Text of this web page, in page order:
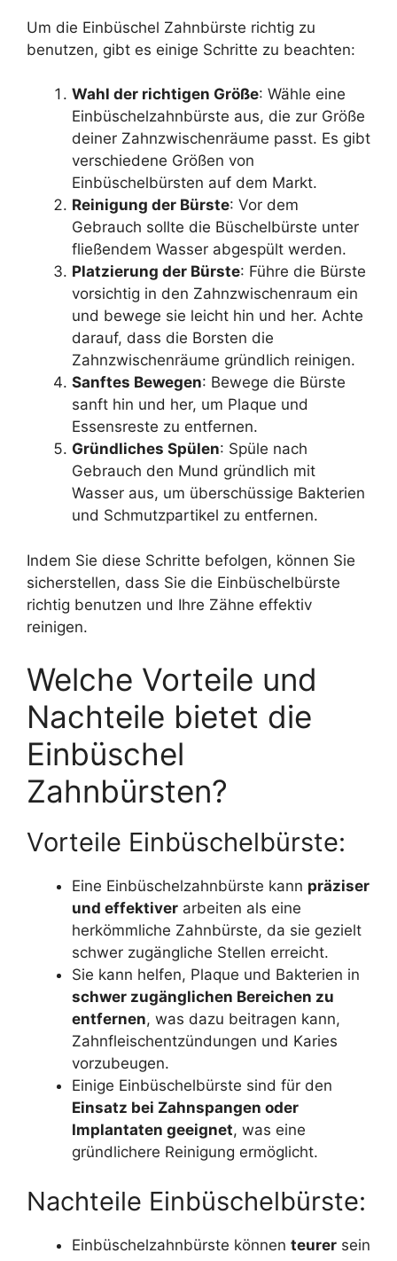
Um die Einbüschel Zahnbürste richtig zu
benutzen, gibt es einige Schritte zu beachten:
Wahl der richtigen Größe: Wähle eine
Einbüschelzahnbürste aus, die zur Größe
deiner Zahnzwischenräume passt. Es gibt
verschiedene Größen von
Einbüschelbürsten auf dem Markt.
Reinigung der Bürste: Vor dem
Gebrauch sollte die Büschelbürste unter
fließendem Wasser abgespült werden.
Platzierung der Bürste: Führe die Bürste
vorsichtig in den Zahnzwischenraum ein
und bewege sie leicht hin und her. Achte
darauf, dass die Borsten die
Zahnzwischenräume gründlich reinigen.
Sanftes Bewegen: Bewege die Bürste
sanft hin und her, um Plaque und
Essensreste zu entfernen.
Gründliches Spülen: Spüle nach
Gebrauch den Mund gründlich mit
Wasser aus, um überschüssige Bakterien
und Schmutzpartikel zu entfernen.
Indem Sie diese Schritte befolgen, können Sie
sicherstellen, dass Sie die Einbüschelbürste
richtig benutzen und Ihre Zähne effektiv
reinigen.
Welche Vorteile und
Nachteile bietet die
Einbüschel
Zahnbürsten?
Vorteile Einbüschelbürste:
Eine Einbüschelzahnbürste kann präziser
und effektiver arbeiten als eine
herkömmliche Zahnbürste, da sie gezielt
schwer zugängliche Stellen erreicht.
Sie kann helfen, Plaque und Bakterien in
schwer zugänglichen Bereichen zu
entfernen, was dazu beitragen kann,
Zahnfleischentzündungen und Karies
vorzubeugen.
Einige Einbüschelbürste sind für den
Einsatz bei Zahnspangen oder
Implantaten geeignet, was eine
gründlichere Reinigung ermöglicht.
Nachteile Einbüschelbürste:
Einbüschelzahnbürste können teurer sein